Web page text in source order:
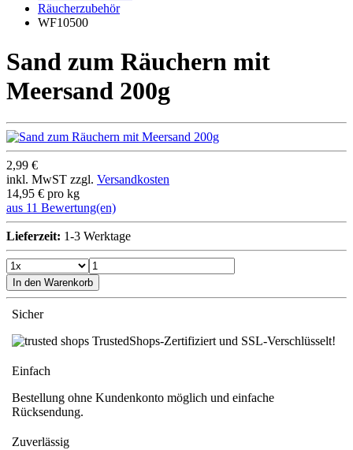
Räucherzubehör
WF10500
Sand zum Räuchern mit
Meersand 200g
2,99 €
inkl. MwST zzgl. Versandkosten
14,95 € pro kg
aus 11 Bewertung(en)
Lieferzeit: 1-3 Werktage
In den Warenkorb
Sicher
TrustedShops-Zertifiziert und SSL-Verschlüsselt!
Einfach
Bestellung ohne Kundenkonto möglich und einfache
Rücksendung.
Zuverlässig